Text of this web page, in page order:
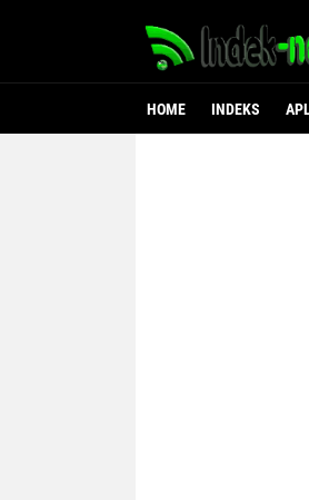
HOME INDEKS